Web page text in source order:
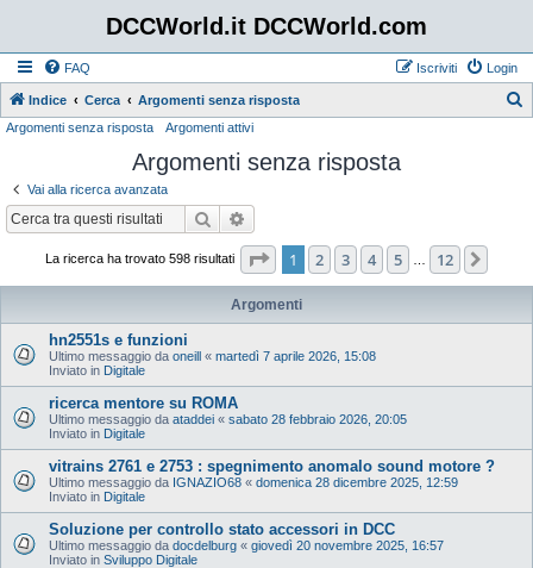
DCCWorld.it DCCWorld.com
FAQ Login
Iscriviti
Indice Cerca Argomenti senza risposta
Argomenti senza risposta Argomenti attivi
Argomenti senza risposta
Vai alla ricerca avanzata
Cerca
La ricerca ha trovato 598 risultati Pagina di 12
1 2 3 4 5 12
Argomenti
hn2551s e funzioni
Ultimo messaggio da oneill « martedì 7 aprile 2026, 15:08
Inviato in Digitale
ricerca mentore su ROMA
Ultimo messaggio da ataddei « sabato 28 febbraio 2026, 20:05
Inviato in Digitale
vitrains 2761 e 2753 : spegnimento anomalo sound motore ?
Ultimo messaggio da IGNAZIO68 « domenica 28 dicembre 2025, 12:59
Inviato in Digitale
Soluzione per controllo stato accessori in DCC
Ultimo messaggio da docdelburg « giovedì 20 novembre 2025, 16:57
Inviato in Sviluppo Digitale